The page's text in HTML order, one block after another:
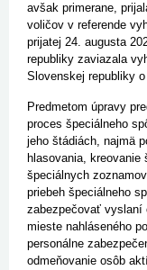
avšak primerane,
voličov v referende
prijatej 24. augusta
republiky zaviazala
Slovenskej republiky
Predmetom úpravy
proces špeciálneho
jeho štádiách, najmä
hlasovania,
špeciálnych
priebeh špeciálneho
zabezpečovať vyslaní
mieste nahláseného
personálne
odmeňovanie osôb